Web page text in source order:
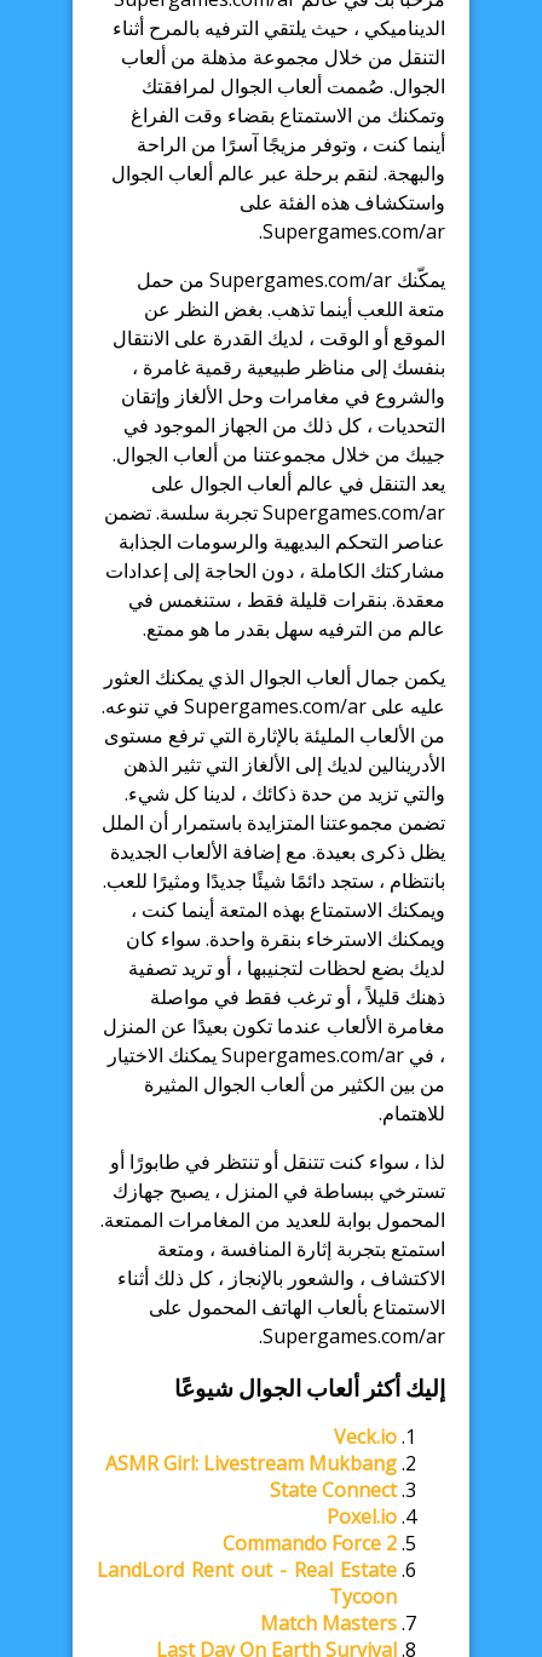
الديناميكي ، حيث يلتقي الترفيه بالمرح أثناء
التنقل من خلال مجموعة مذهلة من ألعاب
الجوال. صُممت ألعاب الجوال لمرافقتك
وتمكنك من الاستمتاع بقضاء وقت الفراغ
أينما كنت ، وتوفر مزيجًا آسرًا من الراحة
والبهجة. لنقم برحلة عبر عالم ألعاب الجوال
واستكشاف هذه الفئة على
Supergames.com/ar.
يمكّنك Supergames.com/ar من حمل
متعة اللعب أينما تذهب. بغض النظر عن
الموقع أو الوقت ، لديك القدرة على الانتقال
بنفسك إلى مناظر طبيعية رقمية غامرة ،
والشروع في مغامرات وحل الألغاز وإتقان
التحديات ، كل ذلك من الجهاز الموجود في
جيبك من خلال مجموعتنا من ألعاب الجوال.
يعد التنقل في عالم ألعاب الجوال على
Supergames.com/ar تجربة سلسة. تضمن
عناصر التحكم البديهية والرسومات الجذابة
مشاركتك الكاملة ، دون الحاجة إلى إعدادات
معقدة. بنقرات قليلة فقط ، ستنغمس في
عالم من الترفيه سهل بقدر ما هو ممتع.
يكمن جمال ألعاب الجوال الذي يمكنك العثور
عليه على Supergames.com/ar في تنوعه.
من الألعاب المليئة بالإثارة التي ترفع مستوى
الأدرينالين لديك إلى الألغاز التي تثير الذهن
والتي تزيد من حدة ذكائك ، لدينا كل شيء.
تضمن مجموعتنا المتزايدة باستمرار أن الملل
يظل ذكرى بعيدة. مع إضافة الألعاب الجديدة
بانتظام ، ستجد دائمًا شيئًا جديدًا ومثيرًا للعب.
ويمكنك الاستمتاع بهذه المتعة أينما كنت ،
ويمكنك الاسترخاء بنقرة واحدة. سواء كان
لديك بضع لحظات لتجنيبها ، أو تريد تصفية
ذهنك قليلاً ، أو ترغب فقط في مواصلة
مغامرة الألعاب عندما تكون بعيدًا عن المنزل
، في Supergames.com/ar يمكنك الاختيار
من بين الكثير من ألعاب الجوال المثيرة
للاهتمام.
لذا ، سواء كنت تتنقل أو تنتظر في طابورًا أو
تسترخي ببساطة في المنزل ، يصبح جهازك
المحمول بوابة للعديد من المغامرات الممتعة.
استمتع بتجربة إثارة المنافسة ، ومتعة
الاكتشاف ، والشعور بالإنجاز ، كل ذلك أثناء
الاستمتاع بألعاب الهاتف المحمول على
Supergames.com/ar.
إليك أكثر ألعاب الجوال شيوعًا
Veck.io
ASMR Girl: Livestream Mukbang
State Connect
Poxel.io
Commando Force 2
LandLord Rent out - Real Estate
Tycoon
Match Masters
Last Day On Earth Survival